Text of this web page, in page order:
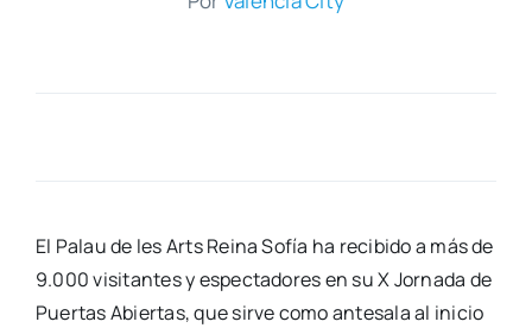
El Palau de les Arts Rei­na Sofía ha reci­bi­do a más de
9.000 visi­tan­tes y espec­ta­do­res en su X Jor­na­da de
Puer­tas Abier­tas, que sir­ve como ante­sa­la al ini­cio